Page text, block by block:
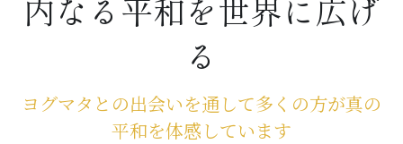
内なる平和を世界に広げ
る
ヨグマタとの出会いを通して多くの方が真の
平和を体感しています